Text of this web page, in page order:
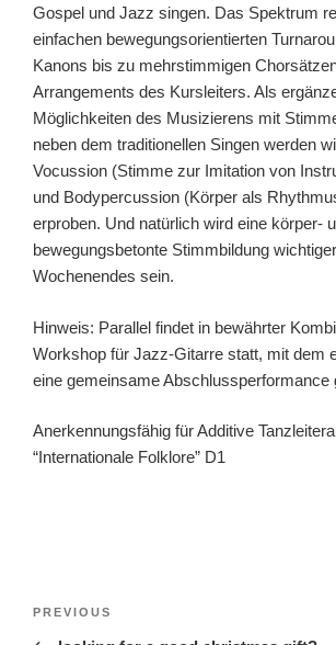
Gospel und Jazz singen. Das Spektrum
einfachen bewegungsorientierten
Kanons bis zu mehrstimmigen
Arrangements des Kursleiters. Als
Möglichkeiten des Musizierens mit
neben dem traditionellen Singen werden
Vocussion (Stimme zur Imitation von
und Bodypercussion (Körper als
erproben. Und natürlich wird eine körper-
bewegungsbetonte Stimmbildung
Wochenendes sein.
Hinweis: Parallel findet in bewährter
Workshop für Jazz-Gitarre statt, mit dem
eine gemeinsame Abschlussperformance
Anerkennungsfähig für Additive
“Internationale Folklore” D1
Previous
Post
PREVIOUS